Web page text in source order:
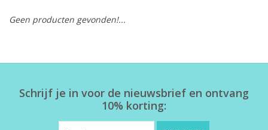
Geen producten gevonden!...
Schrijf je in voor de nieuwsbrief en ontvang
10% korting: